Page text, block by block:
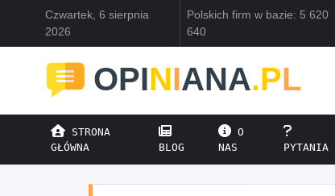
Czwartek, 6 sierpnia
2026
Polskich firm w bazie: 5 620
640
OPINIANA.PL
STRONA
GŁÓWNA
BLOG
O
NAS
PYTANIA